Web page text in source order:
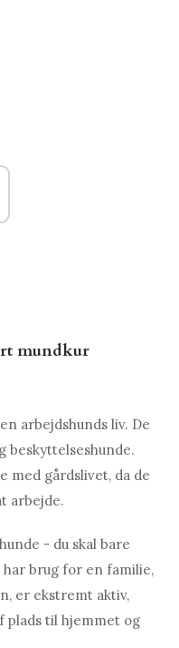
mundkur
arbejdshunds liv. De
beskyttelseshunde.
med gårdslivet, da de
arbejde.
- du skal bare
har brug for en familie,
er ekstremt aktiv,
plads til hjemmet og